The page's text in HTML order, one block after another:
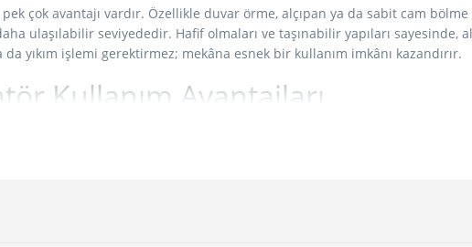
çok avantajı vardır. Özellikle duvar örme, alçıpan ya da sabit cam
ulaşılabilir seviyededir. Hafif olmaları ve taşınabilir yapıları sayesinde,
yıkım işlemi gerektirmez; mekâna esnek bir kullanım imkânı kazandırır.
Kullanım Avantajları
hem de dekoratif amaçlarla tercih edilir. Temel görevleri, tek bir alan
sabit cam paneller ve metal ayırıcılar gibi alternatiflere göre